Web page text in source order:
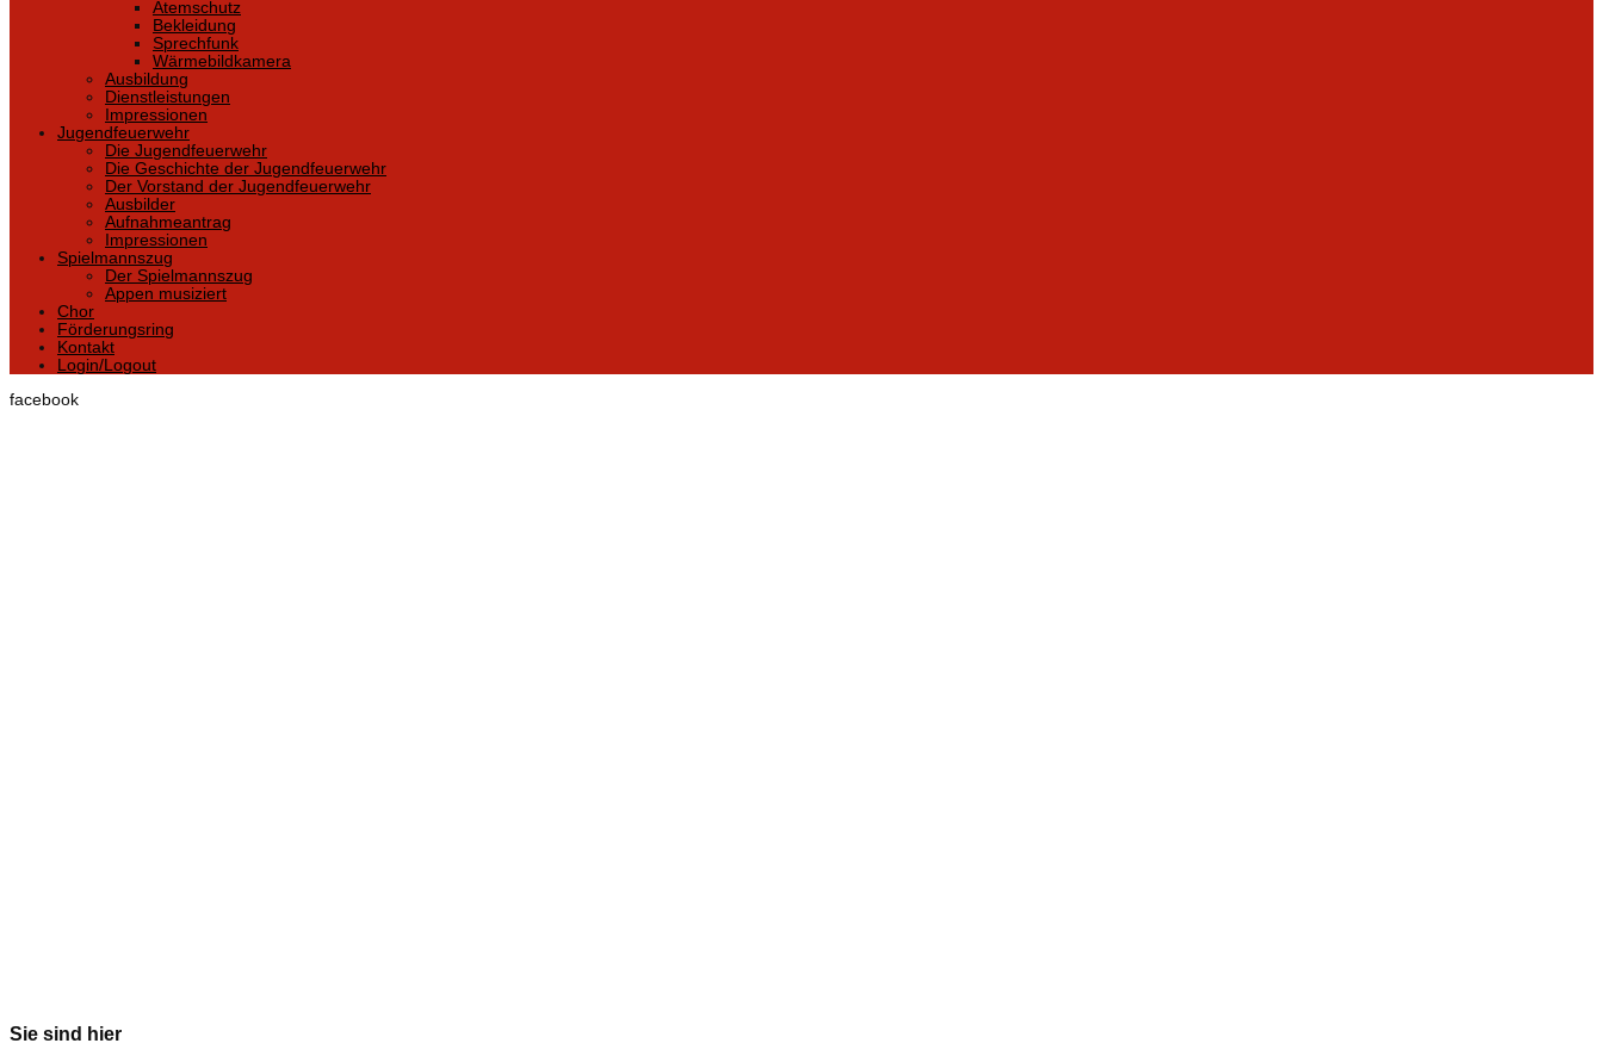
Atemschutz
Bekleidung
Sprechfunk
Wärmebildkamera
Ausbildung
Dienstleistungen
Impressionen
Jugendfeuerwehr
Die Jugendfeuerwehr
Die Geschichte der Jugendfeuerwehr
Der Vorstand der Jugendfeuerwehr
Ausbilder
Aufnahmeantrag
Impressionen
Spielmannszug
Der Spielmannszug
Appen musiziert
Chor
Förderungsring
Kontakt
Login/Logout
facebook
Sie sind hier